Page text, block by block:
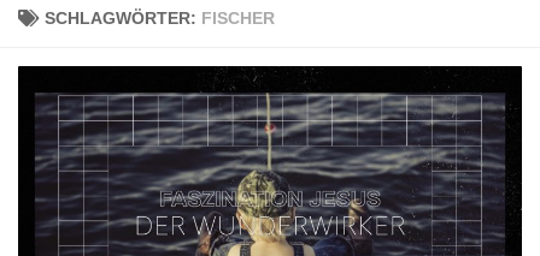
SCHLAGWÖRTER: FISCHER